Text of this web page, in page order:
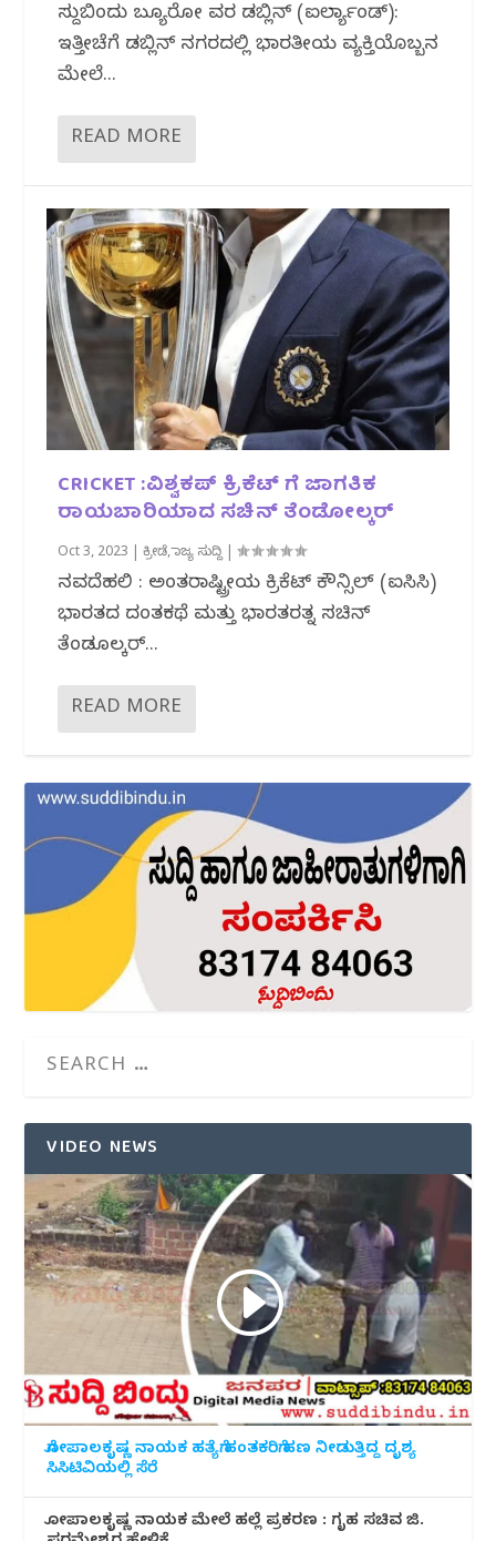
ಸುದ್ದಿಬಿಂದು ಬ್ಯೂರೋ ವರದಿ ಡಬ್ಲಿನ್ (ಐರ್ಲ್ಯಾಂಡ್):
ಇತ್ತೀಚೆಗೆ ಡಬ್ಲಿನ್ ನಗರದಲ್ಲಿ ಭಾರತೀಯ ವ್ಯಕ್ತಿಯೊಬ್ಬನ
ಮೇಲೆ...
READ MORE
CRICKET :ವಿಶ್ವಕಪ್ ಕ್ರಿಕೆಟ್ ಗೆ ಜಾಗತಿಕ‌
ರಾಯಬಾರಿಯಾದ‌‌ ಸಚಿನ್‌ ತೆಂಡೋಲ್ಕರ್‌
Oct 3, 2023 |ಕ್ರೀಡೆ,ರಾಜ್ಯ ಸುದ್ದಿ |
ನವದೆಹಲಿ : ಅಂತರಾಷ್ಟ್ರೀಯ ಕ್ರಿಕೆಟ್ ಕೌನ್ಸಿಲ್ (ಐಸಿಸಿ)
ಭಾರತದ ದಂತಕಥೆ ಮತ್ತು ಭಾರತರತ್ನ ಸಚಿನ್
ತೆಂಡೂಲ್ಕರ್...
READ MORE
VIDEO NEWS
ಗೋಪಾಲಕೃಷ್ಣ ನಾಯಕ ಹತ್ಯೆಗೆ ಹಂತಕರಿಗೆ ಹಣ ನೀಡುತ್ತಿದ್ದ ದೃಶ್ಯ
ಸಿಸಿಟಿವಿಯಲ್ಲಿ ಸೆರೆ
ಗೋಪಾಲಕೃಷ್ಣ ನಾಯಕ ಮೇಲೆ ಹಲ್ಲೆ ಪ್ರಕರಣ : ಗೃಹ ಸಚಿವ ಜಿ.